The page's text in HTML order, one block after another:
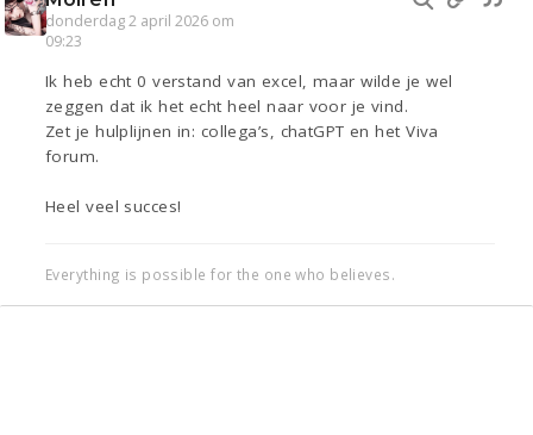
donderdag 2 april 2026 om
09:23
Ik heb echt 0 verstand van excel, maar wilde je wel
zeggen dat ik het echt heel naar voor je vind.
Zet je hulplijnen in: collega’s, chatGPT en het Viva
forum.
Heel veel succes!
Everything is possible for the one who believes.